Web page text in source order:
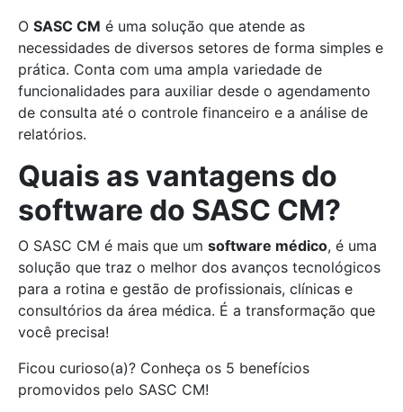
O SASC CM é uma solução que atende as
necessidades de diversos setores de forma simples e
prática. Conta com uma ampla variedade de
funcionalidades para auxiliar desde o agendamento
de consulta até o controle financeiro e a análise de
relatórios.
Quais as vantagens do
software do SASC CM?
O SASC CM é mais que um software médico, é uma
solução que traz o melhor dos avanços tecnológicos
para a rotina e gestão de profissionais, clínicas e
consultórios da área médica. É a transformação que
você precisa!
Ficou curioso(a)? Conheça os 5 benefícios
promovidos pelo SASC CM!